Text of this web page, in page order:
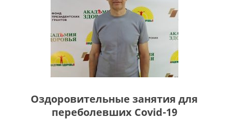
Оздоровительные занятия для
переболевших Covid-19